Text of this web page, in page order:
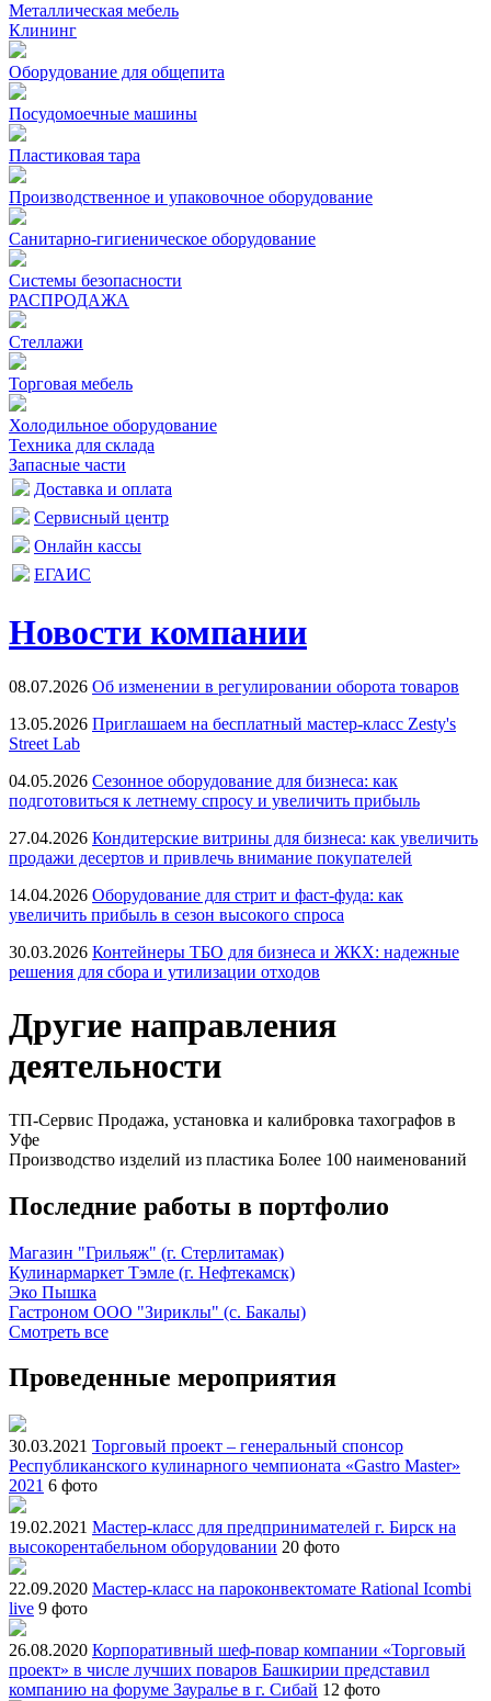
Металлическая мебель
Клининг
Оборудование для общепита
Посудомоечные машины
Пластиковая тара
Производственное и упаковочное оборудование
Санитарно-гигиеническое оборудование
Системы безопасности
РАСПРОДАЖА
Стеллажи
Торговая мебель
Холодильное оборудование
Техника для склада
Запасные части
Доставка и оплата
Сервисный центр
Онлайн кассы
ЕГАИС
Новости компании
08.07.2026 Об изменении в регулировании оборота товаров
13.05.2026 Приглашаем на бесплатный мастер-класс Zesty's
Street Lab
04.05.2026 Сезонное оборудование для бизнеса: как
подготовиться к летнему спросу и увеличить прибыль
27.04.2026 Кондитерские витрины для бизнеса: как увеличить
продажи десертов и привлечь внимание покупателей
14.04.2026 Оборудование для стрит и фаст-фуда: как
увеличить прибыль в сезон высокого спроса
30.03.2026 Контейнеры ТБО для бизнеса и ЖКХ: надежные
решения для сбора и утилизации отходов
Другие направления
деятельности
ТП-Сервис Продажа, установка и калибровка тахографов в
Уфе
Производство изделий из пластика Более 100 наименований
Последние работы в портфолио
Магазин "Грильяж" (г. Стерлитамак)
Кулинармаркет Тэмле (г. Нефтекамск)
Эко Пышка
Гастроном ООО "Зириклы" (с. Бакалы)
Смотреть все
Проведенные мероприятия
30.03.2021 Торговый проект – генеральный спонсор
Республиканского кулинарного чемпионата «Gastro Master»
2021 6 фото
19.02.2021 Мастер-класс для предпринимателей г. Бирск на
высокорентабельном оборудовании 20 фото
22.09.2020 Мастер-класс на пароконвектомате Rational Icombi
live 9 фото
26.08.2020 Корпоративный шеф-повар компании «Торговый
проект» в числе лучших поваров Башкирии представил
компанию на форуме Зауралье в г. Сибай 12 фото